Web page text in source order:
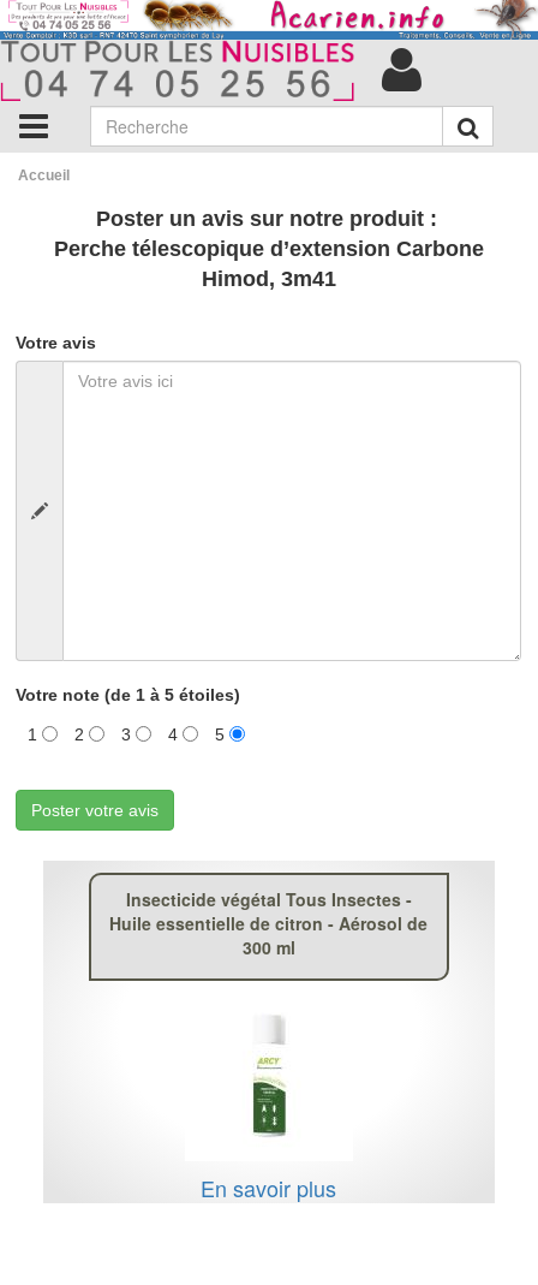
Accueil
Poster un avis sur notre produit :
Perche télescopique d’extension Carbone
Himod, 3m41
Votre avis
Votre note (de 1 à 5 étoiles)
1 2 3 4 5
Poster votre avis
Insecticide végétal Tous Insectes -
Huile essentielle de citron - Aérosol de
300 ml
En savoir plus